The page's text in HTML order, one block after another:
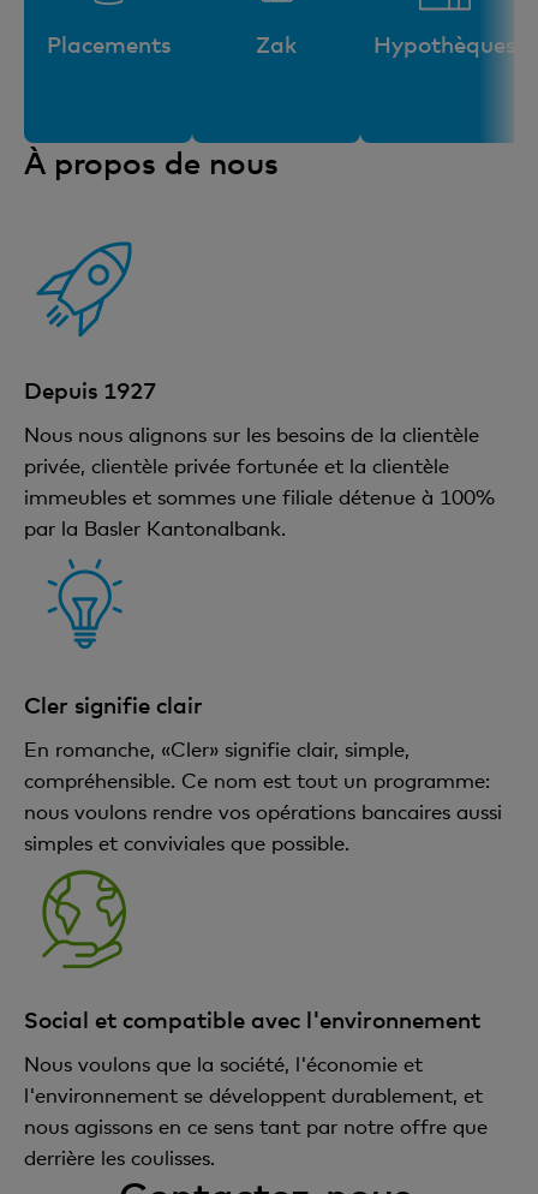
Placements Zak Hypothèques
À propos de nous
Depuis 1927
Nous nous alignons sur les besoins de la clientèle
privée, clientèle privée fortunée et la clientèle
immeubles et sommes une filiale détenue à 100%
par la Basler Kantonalbank.
Cler signifie clair
En romanche, «Cler» signifie clair, simple,
compréhensible. Ce nom est tout un programme:
nous voulons rendre vos opérations bancaires aussi
simples et conviviales que possible.
Social et compatible avec l'environnement
Nous voulons que la société, l'économie et
l'environnement se développent durablement, et
nous agissons en ce sens tant par notre offre que
derrière les coulisses.